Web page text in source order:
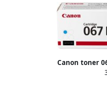
Canon toner